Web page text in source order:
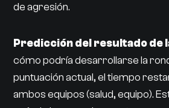
de agresión.
Predicción del resultado de
cómo podría desarrollarse la
puntuación actual, el tiempo
ambos equipos (salud, equipo).